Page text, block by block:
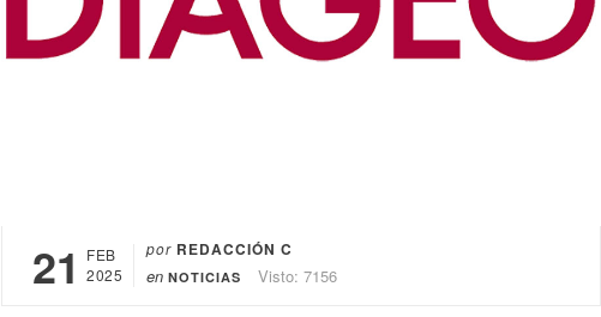
21
FEB
2025
por REDACCIÓN C
en NOTICIAS Visto: 7156